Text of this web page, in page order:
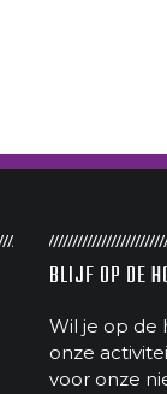
BLIJF OP DE
Wil je op de
onze
voor onze